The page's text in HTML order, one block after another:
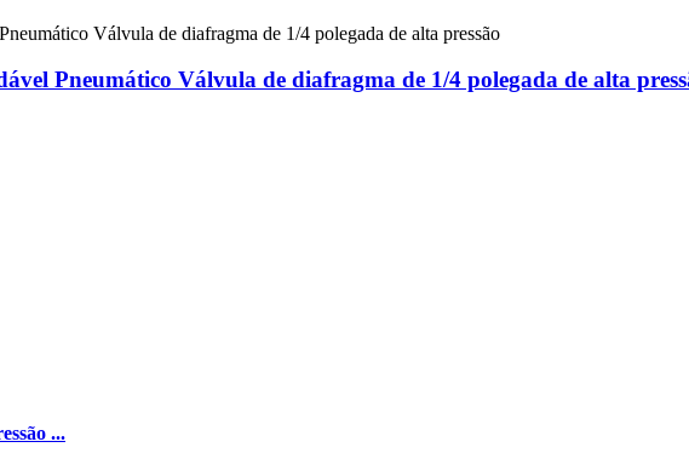
Pneumático Válvula de diafragma de 1/4 polegada de alta
...